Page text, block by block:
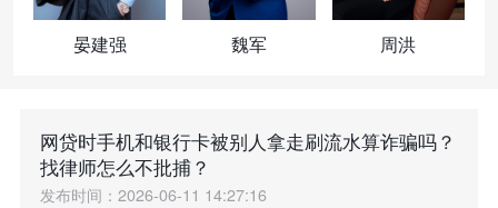
晏建强 魏军 周洪
网贷时手机和银行卡被别人拿走刷流水算诈骗吗？
找律师怎么不批捕？
发布时间：2026-06-11 14:27:16